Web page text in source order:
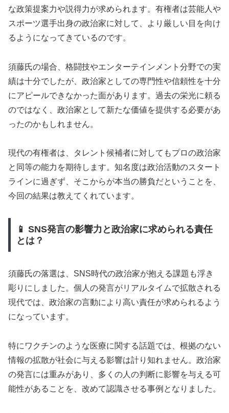
な政策提案力や説得力が求められます。有権者は芸能人や
スポーツ選手出身の政治家に対して、より厳しい目を向け
るようになってきているのです。
須藤氏の場合、格闘技やエンターテインメント分野での実
績は十分でしたが、政治家としての専門性や信頼性を十分
にアピールできなかった面があります。過去の栄光に頼る
のではなく、政治家として新たな価値を提供する必要があ
ったのかもしれません。
現代の有権者は、タレント候補者に対してもプロの政治家
と同等の能力を期待します。知名度は政治活動のスタート
ラインに過ぎず、そこからが本当の勝負だということを、
今回の結果は教えてくれています。
📱 SNS発言の影響力と政治家に求められる責任
とは？
須藤氏の落選は、SNS時代の政治家が抱える課題も浮き
彫りにしました。個人の発言がリアルタイムで拡散される
現代では、政治家の言動により高い責任が求められるよう
になっています。
特にワクチンのような医療に関する話題では、根拠のない
情報の拡散が社会に与える影響は計り知れません。政治家
の発言には重みがあり、多くの人の判断に影響を与える可
能性があることを、改めて認識させる事例となりました。